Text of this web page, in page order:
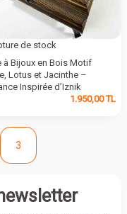
de stock
à Bijoux en Bois Motif
Lotus et Jacinthe –
Inspirée d’Iznik
1.950,00TL
3